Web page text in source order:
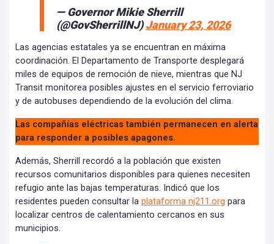
— Governor Mikie Sherrill
(@GovSherrillNJ)January 23, 2026
Las agencias estatales ya se encuentran en máxima
coordinación. El Departamento de Transporte desplegará
miles de equipos de remoción de nieve, mientras que NJ
Transit monitorea posibles ajustes en el servicio ferroviario
y de autobuses dependiendo de la evolución del clima.
Las compañías eléctricas también permanecen en alerta
para responder a posibles apagones.
Además, Sherrill recordó a la población que existen
recursos comunitarios disponibles para quienes necesiten
refugio ante las bajas temperaturas. Indicó que los
residentes pueden consultar la plataforma nj211.org para
localizar centros de calentamiento cercanos en sus
municipios.